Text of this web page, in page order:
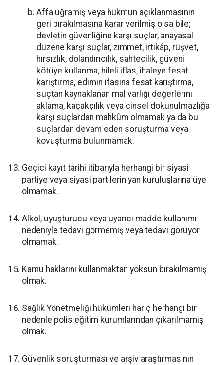
Affa uğramış veya hükmün açıklanmasının
geri bırakılmasına karar verilmiş olsa bile;
devletin güvenliğine karşı suçlar, anayasal
düzene karşı suçlar, zimmet, irtikâp, rüşvet,
hırsızlık, dolandırıcılık, sahtecilik, güveni
kötüye kullanma, hileli iflas, ihaleye fesat
karıştırma, edimin ifasına fesat karıştırma,
suçtan kaynaklanan mal varlığı değerlerini
aklama, kaçakçılık veya cinsel dokunulmazlığa
karşı suçlardan mahkûm olmamak ya da bu
suçlardan devam eden soruşturma veya
kovuşturma bulunmamak.
Geçici kayıt tarihi itibarıyla herhangi bir siyasi
partiye veya siyasi partilerin yan kuruluşlarına üye
olmamak.
Alkol, uyuşturucu veya uyarıcı madde kullanımı
nedeniyle tedavi görmemiş veya tedavi görüyor
olmamak.
Kamu haklarını kullanmaktan yoksun bırakılmamış
olmak.
Sağlık Yönetmeliği hükümleri hariç herhangi bir
nedenle polis eğitim kurumlarından çıkarılmamış
olmak.
Güvenlik soruşturması ve arşiv araştırmasının